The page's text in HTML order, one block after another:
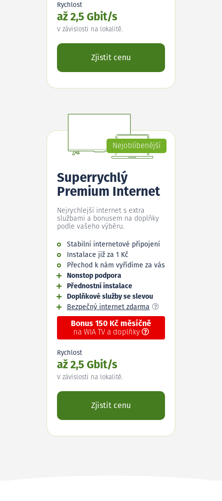
Rychlost
až 2,5 Gbit/s
V závislosti na lokalitě.
Zjistit cenu
Nejoblíbenější
Superrychlý
Premium Internet
Nejrychlejší internet s extra
službami a bonusem na doplňky
podle vašeho výběru.
Stabilní internetové připojení
Instalace již za 1 Kč
Přechod k nám vyřídíme za vás
Nonstop podpora
Přednostní instalace
Doplňkové služby se slevou
Bezpečný internet zdarma
Bonus 150 Kč měsíčně
na WIA TV a doplňky
Rychlost
až 2,5 Gbit/s
V závislosti na lokalitě.
Zjistit cenu